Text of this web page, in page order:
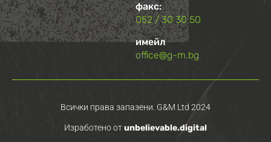
факс:
052 / 30 30 50
имейл
office@g-m.bg
Всички права запазени. G&M Ltd 2024
Изработено отunbelievable.digital